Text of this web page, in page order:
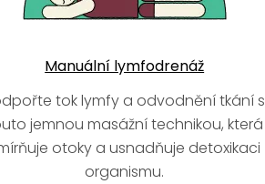
Manuální lymfodrenáž
tok lymfy a odvodnění tkání s
jemnou masážní technikou, která
otoky a usnadňuje detoxikaci
organismu.